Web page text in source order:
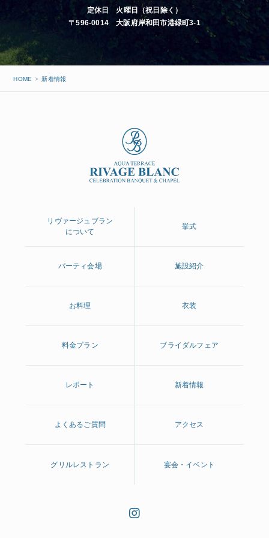
定休日 火曜日（祝日除く）
〒596-0014 大阪府岸和田市港緑町3-1
HOME 新着情報
リヴァージュブラン
について
挙式
パーティ会場 施設紹介
お料理 衣装
料金プラン ブライダルフェア
レポート 新着情報
よくあるご質問 アクセス
グリルレストラン 宴会・イベント